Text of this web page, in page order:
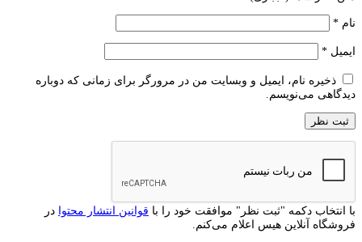
نام *
ایمیل *
ذخیره نام، ایمیل و وبسایت من در مرورگر برای زمانی که دوباره
دیدگاهی می‌نویسم.
با انتخاب دکمه "ثبت نظر" موافقت خود را با قوانین انتشار محتوا در
فروشگاه آنلاین هیس اعلام می‌کنم.